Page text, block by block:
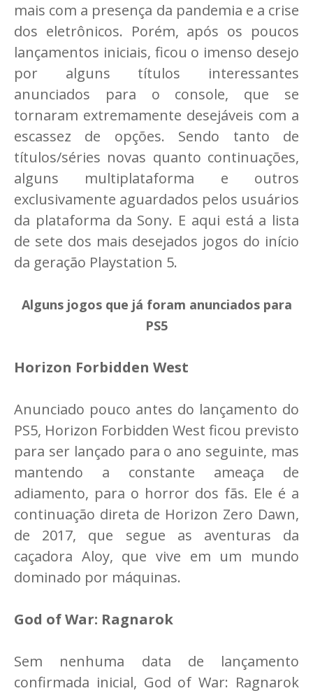
mais com a presença da pandemia e a crise
dos eletrônicos. Porém, após os poucos
lançamentos iniciais, ficou o imenso desejo
por alguns títulos interessantes
anunciados para o console, que se
tornaram extremamente desejáveis com a
escassez de opções. Sendo tanto de
títulos/séries novas quanto continuações,
alguns multiplataforma e outros
exclusivamente aguardados pelos usuários
da plataforma da Sony. E aqui está a lista
de sete dos mais desejados jogos do início
da geração Playstation 5.
Alguns jogos que já foram anunciados para
PS5
Horizon Forbidden West
Anunciado pouco antes do lançamento do
PS5, Horizon Forbidden West ficou previsto
para ser lançado para o ano seguinte, mas
mantendo a constante ameaça de
adiamento, para o horror dos fãs. Ele é a
continuação direta de Horizon Zero Dawn,
de 2017, que segue as aventuras da
caçadora Aloy, que vive em um mundo
dominado por máquinas.
God of War: Ragnarok
Sem nenhuma data de lançamento
confirmada inicial, God of War: Ragnarok